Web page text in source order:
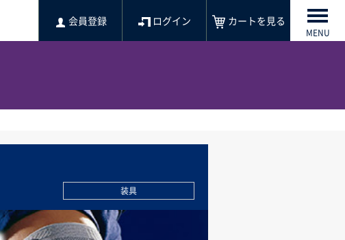
会員登録 ログイン カートを見る
MENU
装具